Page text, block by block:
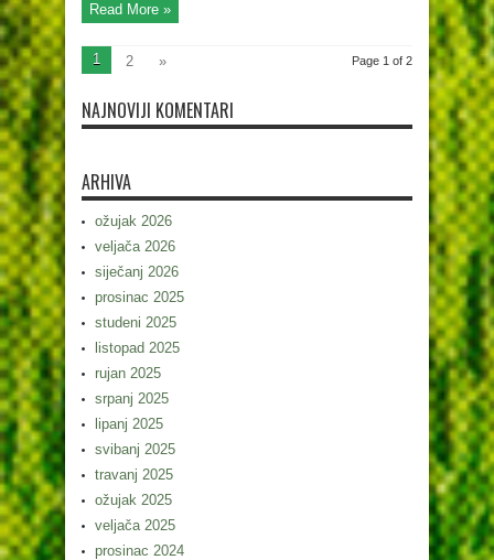
Read More »
Page 1 of 2
1 2 »
NAJNOVIJI KOMENTARI
ARHIVA
ožujak 2026
veljača 2026
siječanj 2026
prosinac 2025
studeni 2025
listopad 2025
rujan 2025
srpanj 2025
lipanj 2025
svibanj 2025
travanj 2025
ožujak 2025
veljača 2025
prosinac 2024